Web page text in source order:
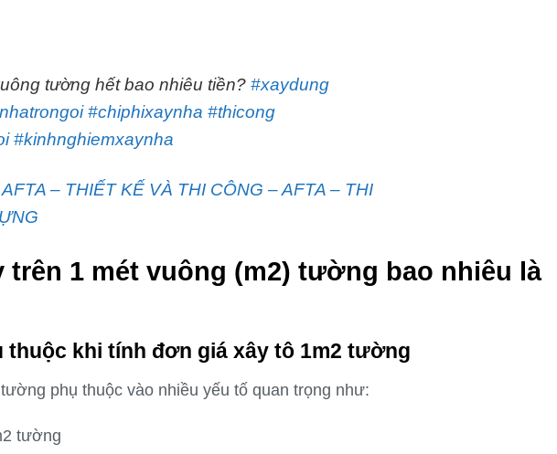
tường hết bao nhiêu tiền? #xaydung
#chiphixaynha #thicong
#kinhnghiemxaynha
– THIẾT KẾ VÀ THI CÔNG – AFTA – THI
trên 1 mét vuông (m2) tường bao nhiêu là
thuộc khi tính đơn giá xây tô 1m2 tường
phụ thuộc vào nhiều yếu tố quan trọng như:
tường